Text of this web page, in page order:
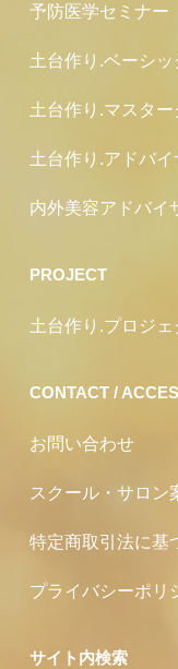
予防医学セミナー
土台作り.ベーシッ
土台作り.マスター
土台作り.アドバ
内外美容アドバイ
PROJECT
土台作り.プロジェ
CONTACT /
お問い合わせ
スクール・サロン
特定商取引法に基
プライバシーポリ
サイト内検索